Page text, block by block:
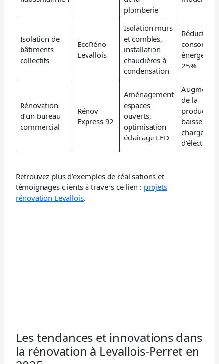
plomberie
Isolation de
bâtiments
collectifs
EcoRéno
Levallois
Isolation murs
et combles,
installation
chaudières à
condensation
Réduction
25%
Rénovation
d’un bureau
commercial
Rénov
Express 92
Aménagement
espaces
ouverts,
optimisation
éclairage LED
de la
baisse des
charges
d’électricité
Retrouvez plus d’exemples de réalisations et
témoignages clients à travers ce lien : projets
rénovation Levallois.
Les tendances et innovations dans
la rénovation à Levallois-Perret en